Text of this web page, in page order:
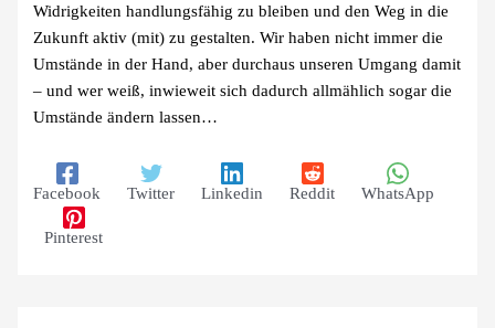
Widrigkeiten handlungsfähig zu bleiben und den Weg in die
Zukunft aktiv (mit) zu gestalten. Wir haben nicht immer die
Umstände in der Hand, aber durchaus unseren Umgang damit
– und wer weiß, inwieweit sich dadurch allmählich sogar die
Umstände ändern lassen…
Facebook Twitter Linkedin Reddit WhatsApp
Pinterest